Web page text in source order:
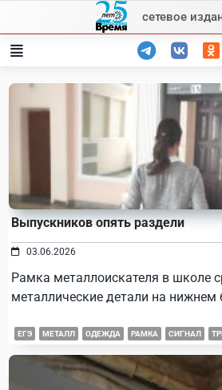
content
сетевое
Выпускников опять раздели
03.06.2026
Рамка металлоискателя в школе
металлические детали на нижнем
ЕГЭ МЕТАЛЛ ОДЕЖДА РАМКА СИГНАЛ